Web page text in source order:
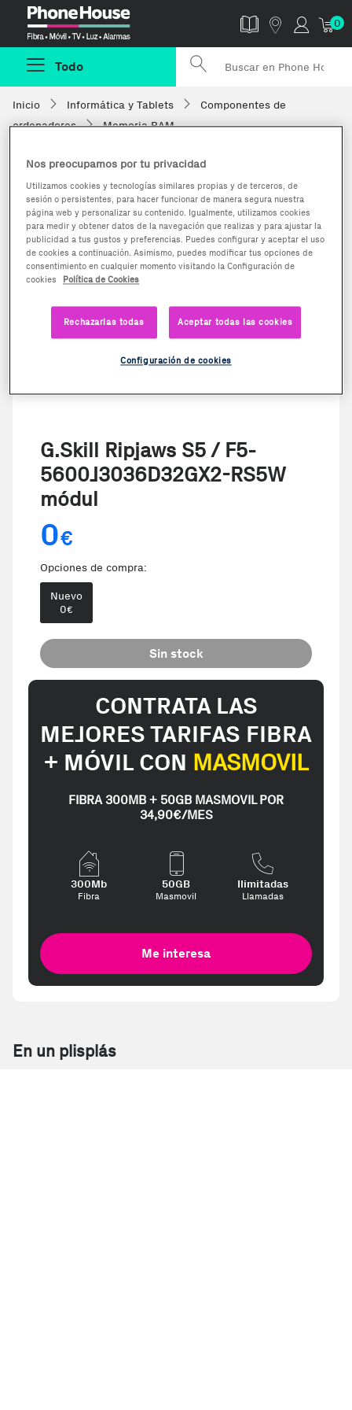
0
Todo
Inicio Informática y Tablets
Componentes de
ordenadores
Memoria RAM
G.Skill Ripjaws S5 / F5-
5600J3036D32GX2-RS5W
módul
0€
Opciones de compra:
Nuevo
0€
Sin stock
CONTRATA LAS
MEJORES TARIFAS FIBRA
+ MÓVIL CON MASMOVIL
FIBRA 300MB + 50GB MASMOVIL POR
34,90€/MES
300Mb
Fibra
50GB
Masmovil
Ilimitadas
Llamadas
Me interesa
En un plisplás
Nos preocupamos por tu privacidad
Utilizamos cookies y tecnologías similares propias y de terceros, de
sesión o persistentes, para hacer funcionar de manera segura nuestra
página web y personalizar su contenido. Igualmente, utilizamos cookies
para medir y obtener datos de la navegación que realizas y para ajustar la
publicidad a tus gustos y preferencias. Puedes configurar y aceptar el uso
de cookies a continuación. Asimismo, puedes modificar tus opciones de
consentimiento en cualquier momento visitando la Configuración de
cookies
Política de Cookies
Rechazarlas todas Aceptar todas las cookies
Configuración de cookies